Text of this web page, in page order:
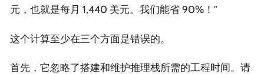
元，也就是每月 1,440 美元。我们能省 90%！"
这个计算至少在三个方面是错误的。
首先，它忽略了搭建和维护推理栈所需的工程时间。请